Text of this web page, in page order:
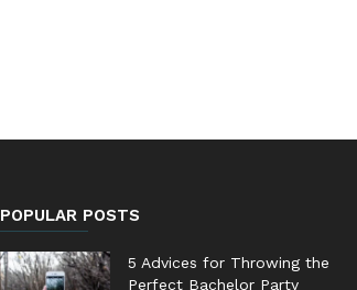
POPULAR POSTS
5 Advices for Throwing the
Perfect Bachelor Party